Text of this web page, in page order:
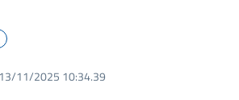
13/11/2025 10:34.39